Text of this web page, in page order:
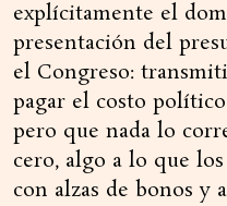
explícitamente el
presentación del
el Congreso:
pagar el costo
pero que nada lo
cero, algo a lo que
con alzas de bonos y